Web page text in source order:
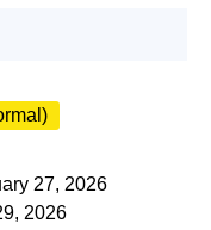
27, 2026
2026